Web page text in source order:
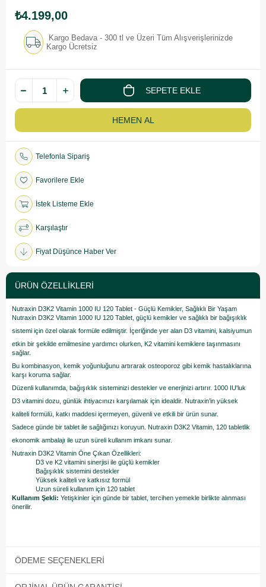
₺4.199,00
Kargo Bedava - 300 tl ve Üzeri Tüm Alışverişlerinizde
Kargo Ücretsiz
Telefonla Sipariş
Favorilere Ekle
İstek Listeme Ekle
Karşılaştır
Fiyat Düşünce Haber Ver
ÜRÜN ÖZELLIKLERI
Nutraxin D3K2 Vitamin 1000 IU 120 Tablet - Güçlü Kemikler, Sağlıklı Bir Yaşam
Nutraxin D3K2 Vitamin 1000 IU 120 Tablet, güçlü kemikler ve sağlıklı bir bağışıklık
sistemi için özel olarak formüle edilmiştir. İçeriğinde yer alan D3 vitamini, kalsiyumun
etkin bir şekilde emilmesine yardımcı olurken, K2 vitamini kemiklere taşınmasını
sağlar.
Bu kombinasyon, kemik yoğunluğunu artırarak osteoporoz gibi kemik hastalıklarına
karşı koruma sağlar.
Düzenli kullanımda, bağışıklık sisteminizi destekler ve enerjinizi artırır. 1000 IU'luk
D3 vitamini dozu, günlük ihtiyacınızı karşılamak için idealdir. Nutraxin’in yüksek
kaliteli formülü, katkı maddesi içermeyen, güvenli ve etkili bir ürün sunar.
Sadece günde bir tablet ile sağlığınızı koruyun. Nutraxin D3K2 Vitamin, 120 tabletlik
ekonomik ambalajı ile uzun süreli kullanım imkanı sunar.
Nutraxin D3K2 Vitamin Öne Çıkan Özellikleri:
D3 ve K2 vitamini sinerjisi ile güçlü kemikler
Bağışıklık sistemini destekler
Yüksek kaliteli ve katkısız formül
Uzun süreli kullanım için 120 tablet
Kullanım Şekli: Yetişkinler için günde bir tablet, tercihen yemekle birlikte alınması
önerilir.
ÖDEME SEÇENEKLERI